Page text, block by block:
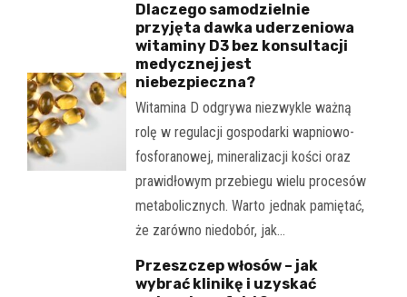
Dlaczego samodzielnie
przyjęta dawka uderzeniowa
witaminy D3 bez konsultacji
medycznej jest
niebezpieczna?
Witamina D odgrywa niezwykle ważną
rolę w regulacji gospodarki wapniowo-
fosforanowej, mineralizacji kości oraz
prawidłowym przebiegu wielu procesów
metabolicznych. Warto jednak pamiętać,
że zarówno niedobór, jak…
Przeszczep włosów – jak
wybrać klinikę i uzyskać